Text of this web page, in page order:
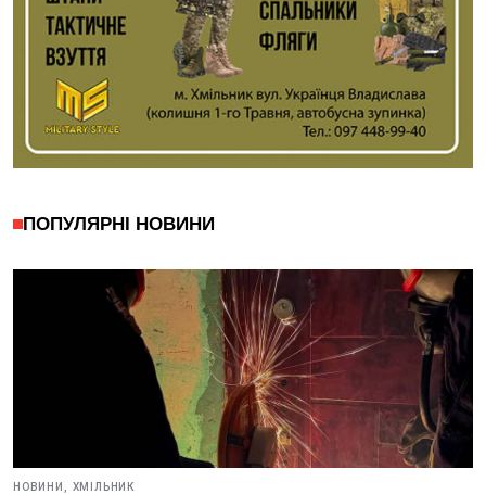
ПОПУЛЯРНІ НОВИНИ
НОВИНИ, ХМІЛЬНИК